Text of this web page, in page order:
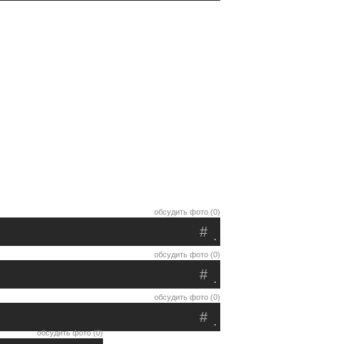
обсудить фото (0)
.
#
обсудить фото (0)
.
#
обсудить фото (0)
.
#
обсудить фото (0)